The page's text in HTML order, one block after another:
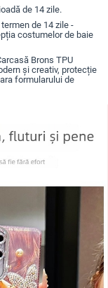
de 14 zile.
de 14 zile -
costumelor de baie
Brons TPU
și creativ, protecție
formularului de